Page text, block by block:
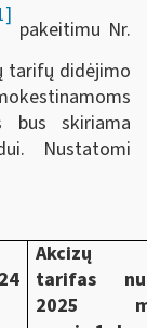
pakeitimu Nr.
tarifų didėjimo
bus skiriama
Nustatomi
Akcizų
tarifas
2025